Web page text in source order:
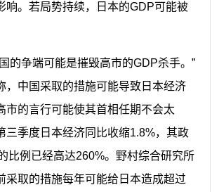
响。若局势持续，日本的GDP可能被
的争端可能是摧毁高市的GDP杀手。”
，中国采取的措施可能导致日本经济
市的言行可能使其首相任期不会太
三季度日本经济同比收缩1.8%，其政
比例已经高达260%。野村综合研究所
采取的措施每年可能给日本造成超过